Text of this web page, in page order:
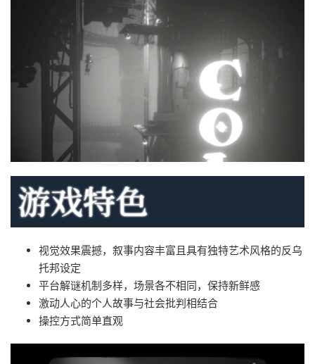
视觉效果震撼，叙事内容丰富且具有独特艺术风格的反乌
托邦设定
平台解谜机制多样，场景各不相同，保持新鲜感
激动人心的个人故事与社会批判相结合
操控方式简单直观